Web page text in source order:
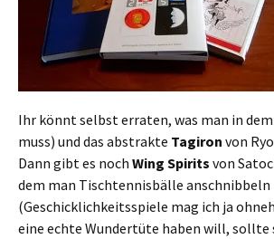
Ihr könnt selbst erraten, was man in
muss) und das abstrakte Tagiron von
Dann gibt es noch Wing Spirits von
dem man Tischtennisbälle anschnibbeln
(Geschicklichkeitsspiele mag ich ja
eine echte Wundertüte haben will, sollte